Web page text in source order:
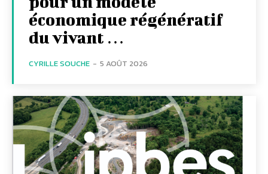
économique régénératif
du vivant …
CYRILLE SOUCHE - 5 AOÛT 2026